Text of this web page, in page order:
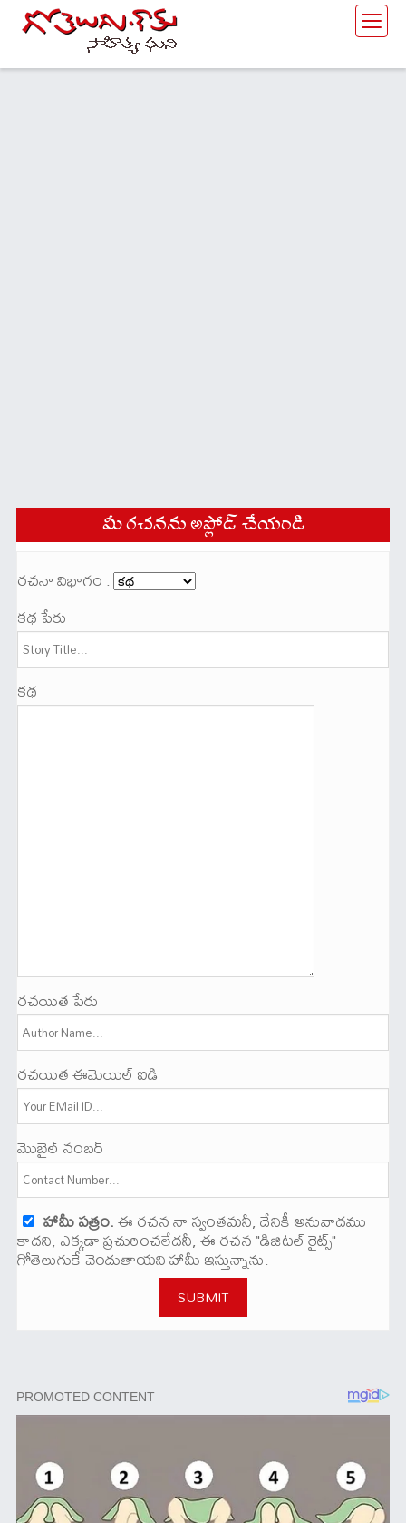
మీ రచనను అప్లోడ్ చేయండి
రచనా విభాగం :
కథ పేరు
కథ
రచయిత పేరు
రచయిత ఈమెయిల్ ఐడి
మొబైల్ నంబర్
హామీ పత్రం.ఈ రచన నా స్వంతమనీ, దేనికీ అనువాదము
కాదని, ఎక్కడా ప్రచురించలేదనీ, ఈ రచన "డిజిటల్ రైట్స్"
గోతెలుగుకే చెందుతాయని హామీ ఇస్తున్నాను.